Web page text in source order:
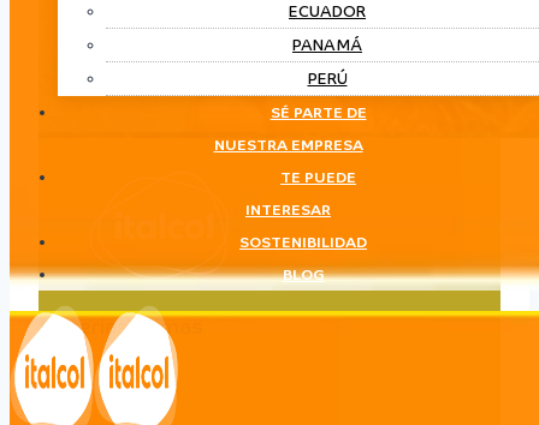
ECUADOR
PANAMÁ
PERÚ
SÉ PARTE DE
NUESTRA EMPRESA
TE PUEDE
INTERESAR
SOSTENIBILIDAD
BLOG
Materias Primas
LÍNEA